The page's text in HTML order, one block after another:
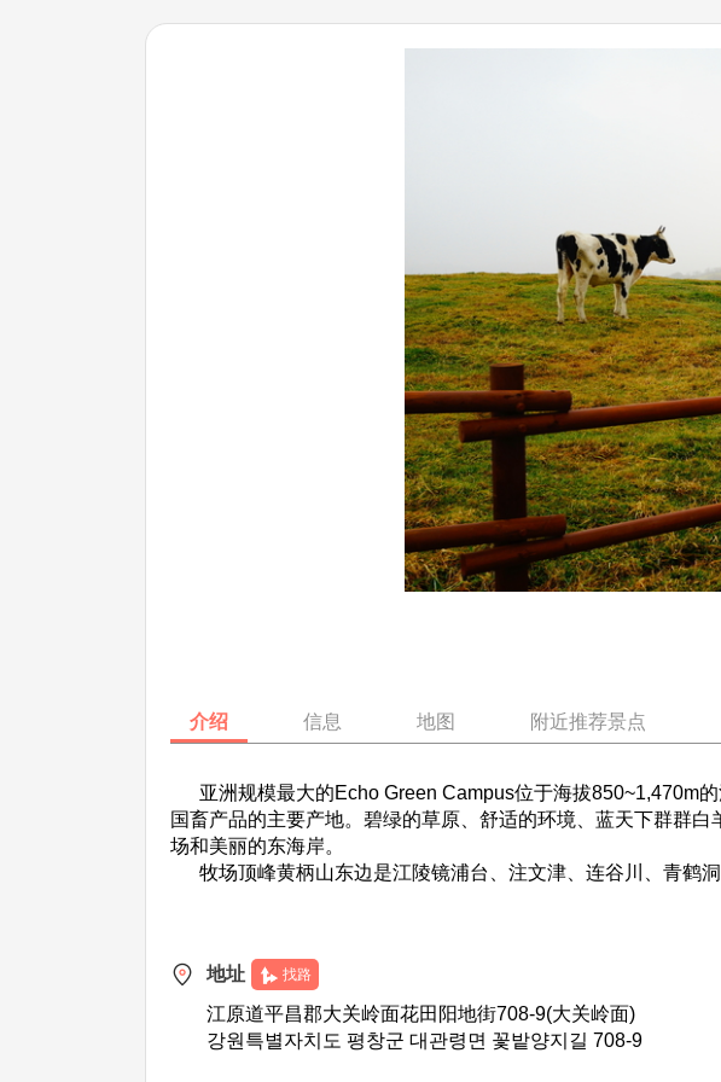
介绍 信息 地图 附近推荐景点
亚洲规模最大的Echo Green Campus位于海拔850~1,470m
国畜产品的主要产地。碧绿的草原、舒适的环境、蓝天下群群
场和美丽的东海岸。
牧场顶峰黄柄山东边是江陵镜浦台、注文津、连谷川、青鹤
地址 找路
江原道平昌郡大关岭面花田阳地街708-9(大关岭面)
강원특별자치도 평창군 대관령면 꽃밭양지길 708-9